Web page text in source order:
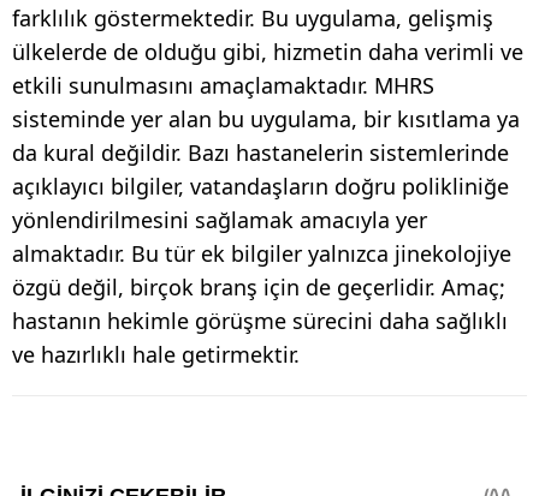
farklılık göstermektedir. Bu uygulama, gelişmiş
ülkelerde de olduğu gibi, hizmetin daha verimli ve
etkili sunulmasını amaçlamaktadır. MHRS
sisteminde yer alan bu uygulama, bir kısıtlama ya
da kural değildir. Bazı hastanelerin sistemlerinde
açıklayıcı bilgiler, vatandaşların doğru polikliniğe
yönlendirilmesini sağlamak amacıyla yer
almaktadır. Bu tür ek bilgiler yalnızca jinekolojiye
özgü değil, birçok branş için de geçerlidir. Amaç;
hastanın hekimle görüşme sürecini daha sağlıklı
ve hazırlıklı hale getirmektir.